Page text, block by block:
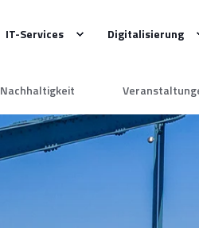
IT-Services Digitalisierung
Nachhaltigkeit